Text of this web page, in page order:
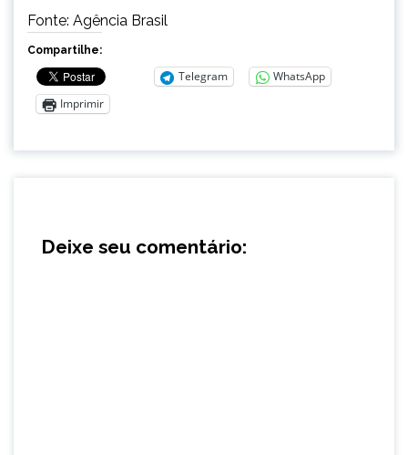
Fonte: Agência Brasil
Compartilhe:
Telegram
WhatsApp
Imprimir
Deixe seu comentário: